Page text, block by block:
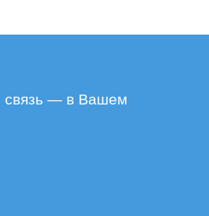
связь — в Вашем